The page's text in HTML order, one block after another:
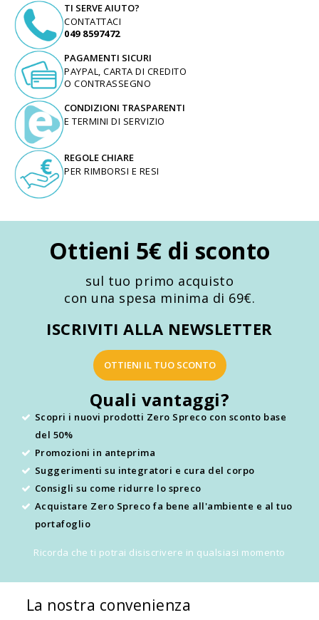
TI SERVE AIUTO?
CONTATTACI
049 8597472
PAGAMENTI SICURI
PAYPAL, CARTA DI CREDITO
O CONTRASSEGNO
CONDIZIONI TRASPARENTI
E TERMINI DI SERVIZIO
REGOLE CHIARE
PER RIMBORSI E RESI
Ottieni 5€ di sconto
sul tuo primo acquisto
con una spesa minima di 69€.
ISCRIVITI ALLA NEWSLETTER
OTTIENI IL TUO SCONTO
Quali vantaggi?
Scopri i nuovi prodotti Zero Spreco con sconto base
del 50%
Promozioni in anteprima
Suggerimenti su integratori e cura del corpo
Consigli su come ridurre lo spreco
Acquistare Zero Spreco fa bene all'ambiente e al tuo
portafoglio
Ricorda che ti potrai disiscrivere in qualsiasi momento
La nostra convenienza